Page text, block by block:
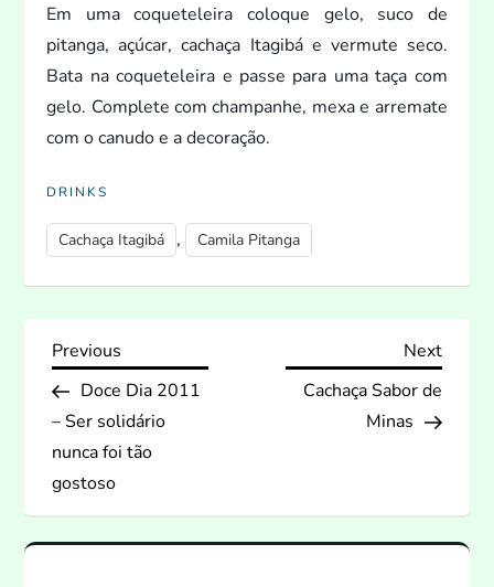
Em uma coqueteleira coloque gelo, suco de
pitanga, açúcar, cachaça Itagibá e vermute seco.
Bata na coqueteleira e passe para uma taça com
gelo. Complete com champanhe, mexa e arremate
com o canudo e a decoração.
DRINKS
Cachaça Itagibá , Camila Pitanga
N
a
v
e
Previous
Post
Previous
Doce Dia 2011
– Ser solidário
nunca foi tão
gostoso
Next
Next
Cachaça Sabor de
Minas